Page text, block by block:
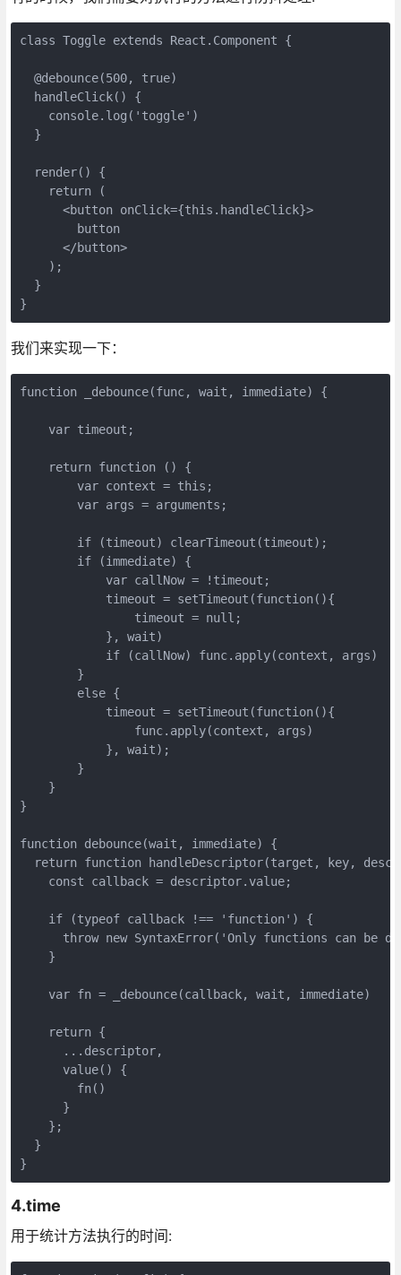
class Toggle extends React.Component {
  @debounce(500, true)
  handleClick() {
    console.log('toggle')
  }
  render() {
    return (
      <button onClick={this.handleClick}>
        button
      </button>
    );
  }
}
我们来实现一下：
function _debounce(func, wait, immediate) {
    var timeout;
    return function () {
        var context = this;
        var args = arguments;
        if (timeout) clearTimeout(timeout);
        if (immediate) {
            var callNow = !timeout;
            timeout = setTimeout(function(){
                timeout = null;
            }, wait)
            if (callNow) func.apply(context, args)
        }
        else {
            timeout = setTimeout(function(){
                func.apply(context, args)
            }, wait);
        }
    }
}
function debounce(wait, immediate) {
return function handleDescriptor(target, key,
    const callback = descriptor.value;
    if (typeof callback !== 'function') {
throw new SyntaxError('Only functions can be
    }
    var fn = _debounce(callback, wait, immediate)
    return {
      ...descriptor,
      value() {
        fn()
      }
    };
  }
}
4.time
用于统计方法执行的时间: